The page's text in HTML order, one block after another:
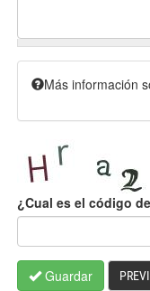
Más información
¿Cual es el código
Guardar